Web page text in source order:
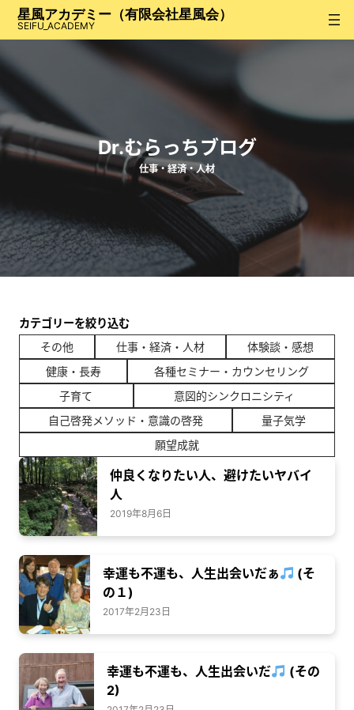
ス
ッ
プ
星風アカデミー（有限会社星風会）
SEIFU_ACADEMY
Dr.むらっちブログ
仕事・経済・人材
カテゴリーを絞り込む
その他
仕事・経済・人材
体験談・感想
健康・長寿
各種セミナー・カウンセリング
子育て
意図的シンクロニシティ
自己啓発メソッド・意識の啓発
量子気学
願望成就
仲良くなりたい人、避けたいヤバイ
人
2019年8月6日
幸運も不運も、人生出会いだぁ
(そ
の１)
2017年2月23日
幸運も不運も、人生出会いだ
(その
2)